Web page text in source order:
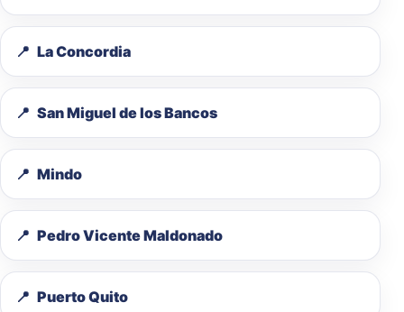
La Concordia
San Miguel de los Bancos
Mindo
Pedro Vicente Maldonado
Puerto Quito